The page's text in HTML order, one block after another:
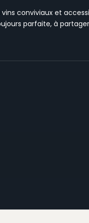
conviviaux et
parfaite, à